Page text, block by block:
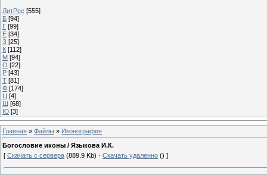
ЛитРес [555]
Б [94]
Г [99]
Е [34]
З [25]
К [112]
М [94]
О [22]
Р [43]
Т [81]
Ф [174]
Ц [4]
Ш [68]
Ю [3]
Главная » Файлы » Иконография
Богословие иконы / Языкова И.К.
[ Скачать с сервера (889.9 Kb) · Скачать удаленно () ]